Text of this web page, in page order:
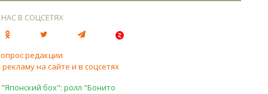
В СОЦСЕТЯХ
редакции
на сайте и в соцсетях
бох": ролл "Бонито